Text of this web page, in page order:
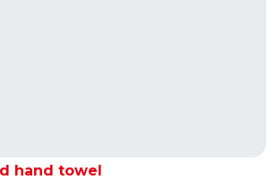
hand towel